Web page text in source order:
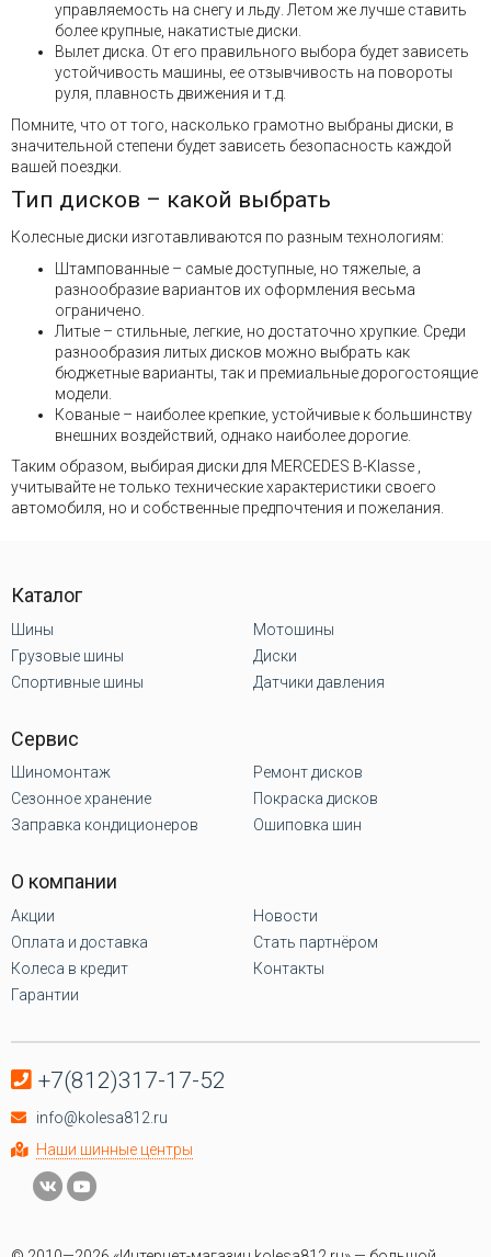
управляемость на снегу и льду. Летом же лучше ставить
более крупные, накатистые диски.
Вылет диска. От его правильного выбора будет зависеть
устойчивость машины, ее отзывчивость на повороты
руля, плавность движения и т.д.
Помните, что от того, насколько грамотно выбраны диски, в
значительной степени будет зависеть безопасность каждой
вашей поездки.
Тип дисков – какой выбрать
Колесные диски изготавливаются по разным технологиям:
Штампованные – самые доступные, но тяжелые, а
разнообразие вариантов их оформления весьма
ограничено.
Литые – стильные, легкие, но достаточно хрупкие. Среди
разнообразия литых дисков можно выбрать как
бюджетные варианты, так и премиальные дорогостоящие
модели.
Кованые – наиболее крепкие, устойчивые к большинству
внешних воздействий, однако наиболее дорогие.
Таким образом, выбирая диски для MERCEDES B-Klasse ,
учитывайте не только технические характеристики своего
автомобиля, но и собственные предпочтения и пожелания.
Каталог
Шины
Грузовые шины
Спортивные шины
Мотошины
Диски
Датчики давления
Сервис
Шиномонтаж
Сезонное хранение
Заправка кондиционеров
Ремонт дисков
Покраска дисков
Ошиповка шин
О компании
Акции
Оплата и доставка
Колеса в кредит
Гарантии
Новости
Стать партнёром
Контакты
+7(812)317-17-52
info@kolesa812.ru
Наши шинные центры